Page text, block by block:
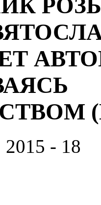
2015 - 18